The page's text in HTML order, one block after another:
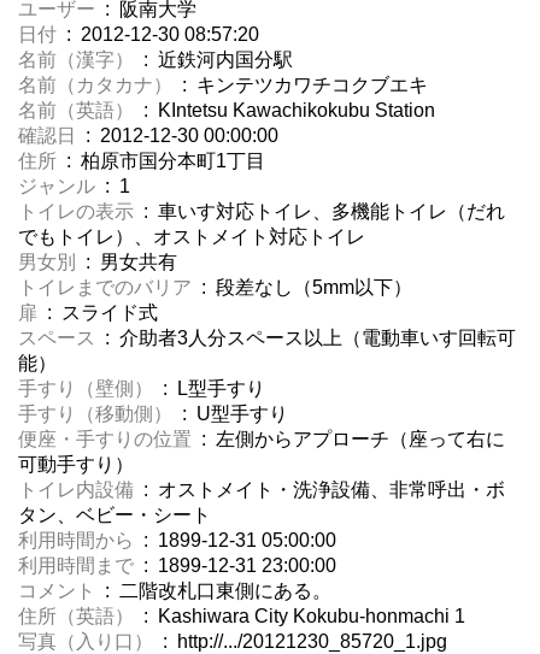
ユーザー : 阪南大学
日付 : 2012-12-30 08:57:20
名前（漢字）
: 近鉄河内国分駅
名前（カタカナ）
: キンテツカワチコクブエキ
名前（英語）
: KIntetsu Kawachikokubu Station
確認日
: 2012-12-30 00:00:00
住所 : 柏原市国分本町1丁目
ジャンル : 1
トイレの表示 : 車いす対応トイレ、多機能トイレ（だれ
でもトイレ）、オストメイト対応トイレ
男女別
: 男女共有
トイレまでのバリア : 段差なし（5mm以下）
扉 : スライド式
スペース
: 介助者3人分スペース以上（電動車いす回転可
能）
手すり（壁側）
: L型手すり
手すり（移動側）
: U型手すり
便座・手すりの位置 : 左側からアプローチ（座って右に
可動手すり）
トイレ内設備 : オストメイト・洗浄設備、非常呼出・ボ
タン、ベビー・シート
利用時間から
: 1899-12-31 05:00:00
利用時間まで : 1899-12-31 23:00:00
コメント
: 二階改札口東側にある。
住所（英語）
: Kashiwara City Kokubu-honmachi 1
写真（入り口）
: http://.../20121230_85720_1.jpg